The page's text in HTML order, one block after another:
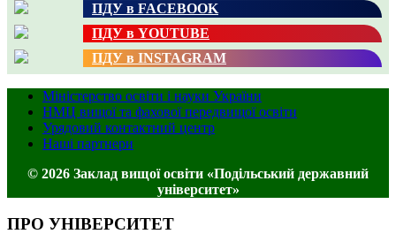
ПДУ в FACEBOOK
ПДУ в YOUTUBE
ПДУ в INSTAGRAM
Міністерство освіти і науки України
НМЦ вищої та фахової передвищої освіти
Урядовий контактний центр
Наші партнери
© 2026 Заклад вищої освіти «Подільський державний
університет»
ПРО УНІВЕРСИТЕТ